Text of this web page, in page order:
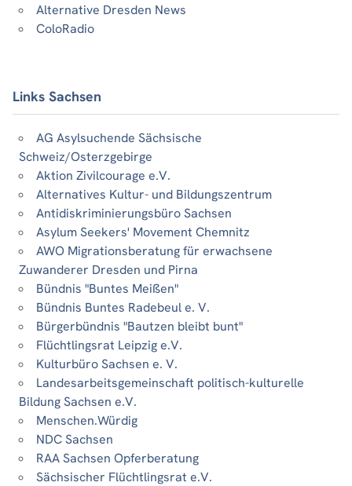
Alternative Dresden News
ColoRadio
Links Sachsen
AG Asylsuchende Sächsische
Schweiz/Osterzgebirge
Aktion Zivilcourage e.V.
Alternatives Kultur- und Bildungszentrum
Antidiskriminierungsbüro Sachsen
Asylum Seekers' Movement Chemnitz
AWO Migrationsberatung für erwachsene
Zuwanderer Dresden und Pirna
Bündnis "Buntes Meißen"
Bündnis Buntes Radebeul e. V.
Bürgerbündnis "Bautzen bleibt bunt"
Flüchtlingsrat Leipzig e.V.
Kulturbüro Sachsen e. V.
Landesarbeitsgemeinschaft politisch-kulturelle
Bildung Sachsen e.V.
Menschen.Würdig
NDC Sachsen
RAA Sachsen Opferberatung
Sächsischer Flüchtlingsrat e.V.